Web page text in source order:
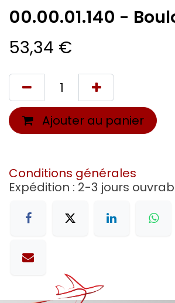
00.00.01.140 -
53,34 €
Ajouter au panier
Conditions générales
Expédition : 2-3 jours